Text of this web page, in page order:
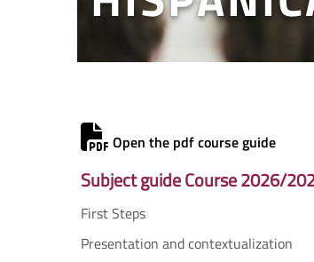
Open the pdf course guide
Subject guide Course 2026/
First Steps
Presentation and contextualization